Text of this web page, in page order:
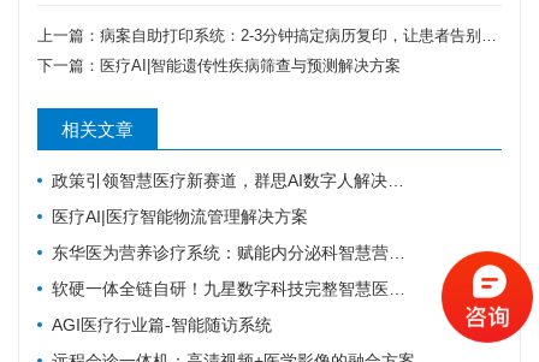
上一篇： 病案自助打印系统：2-3分钟搞定病历复印，让患者告别排队
下一篇： 医疗AI|智能遗传性疾病筛查与预测解决方案
相关文章
政策引领智慧医疗新赛道，群思AI数字人解决方案升级，便民就医链路！
医疗AI|医疗智能物流管理解决方案
东华医为营养诊疗系统：赋能内分泌科智慧营养管理
软硬一体全链自研！九星数字科技完整智慧医疗产品矩阵，助力区域医疗数字化升级
AGI医疗行业篇-智能随访系统